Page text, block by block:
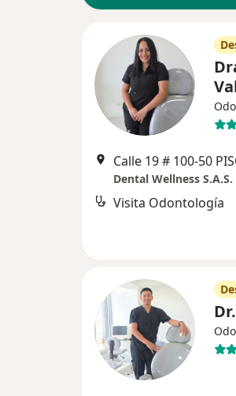
Dental Wellness S.A.S.
Visita Odontología